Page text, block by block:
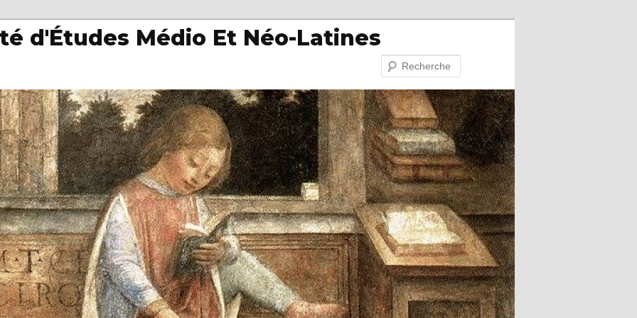
d'Études Médio Et Néo-Latines
Recherche